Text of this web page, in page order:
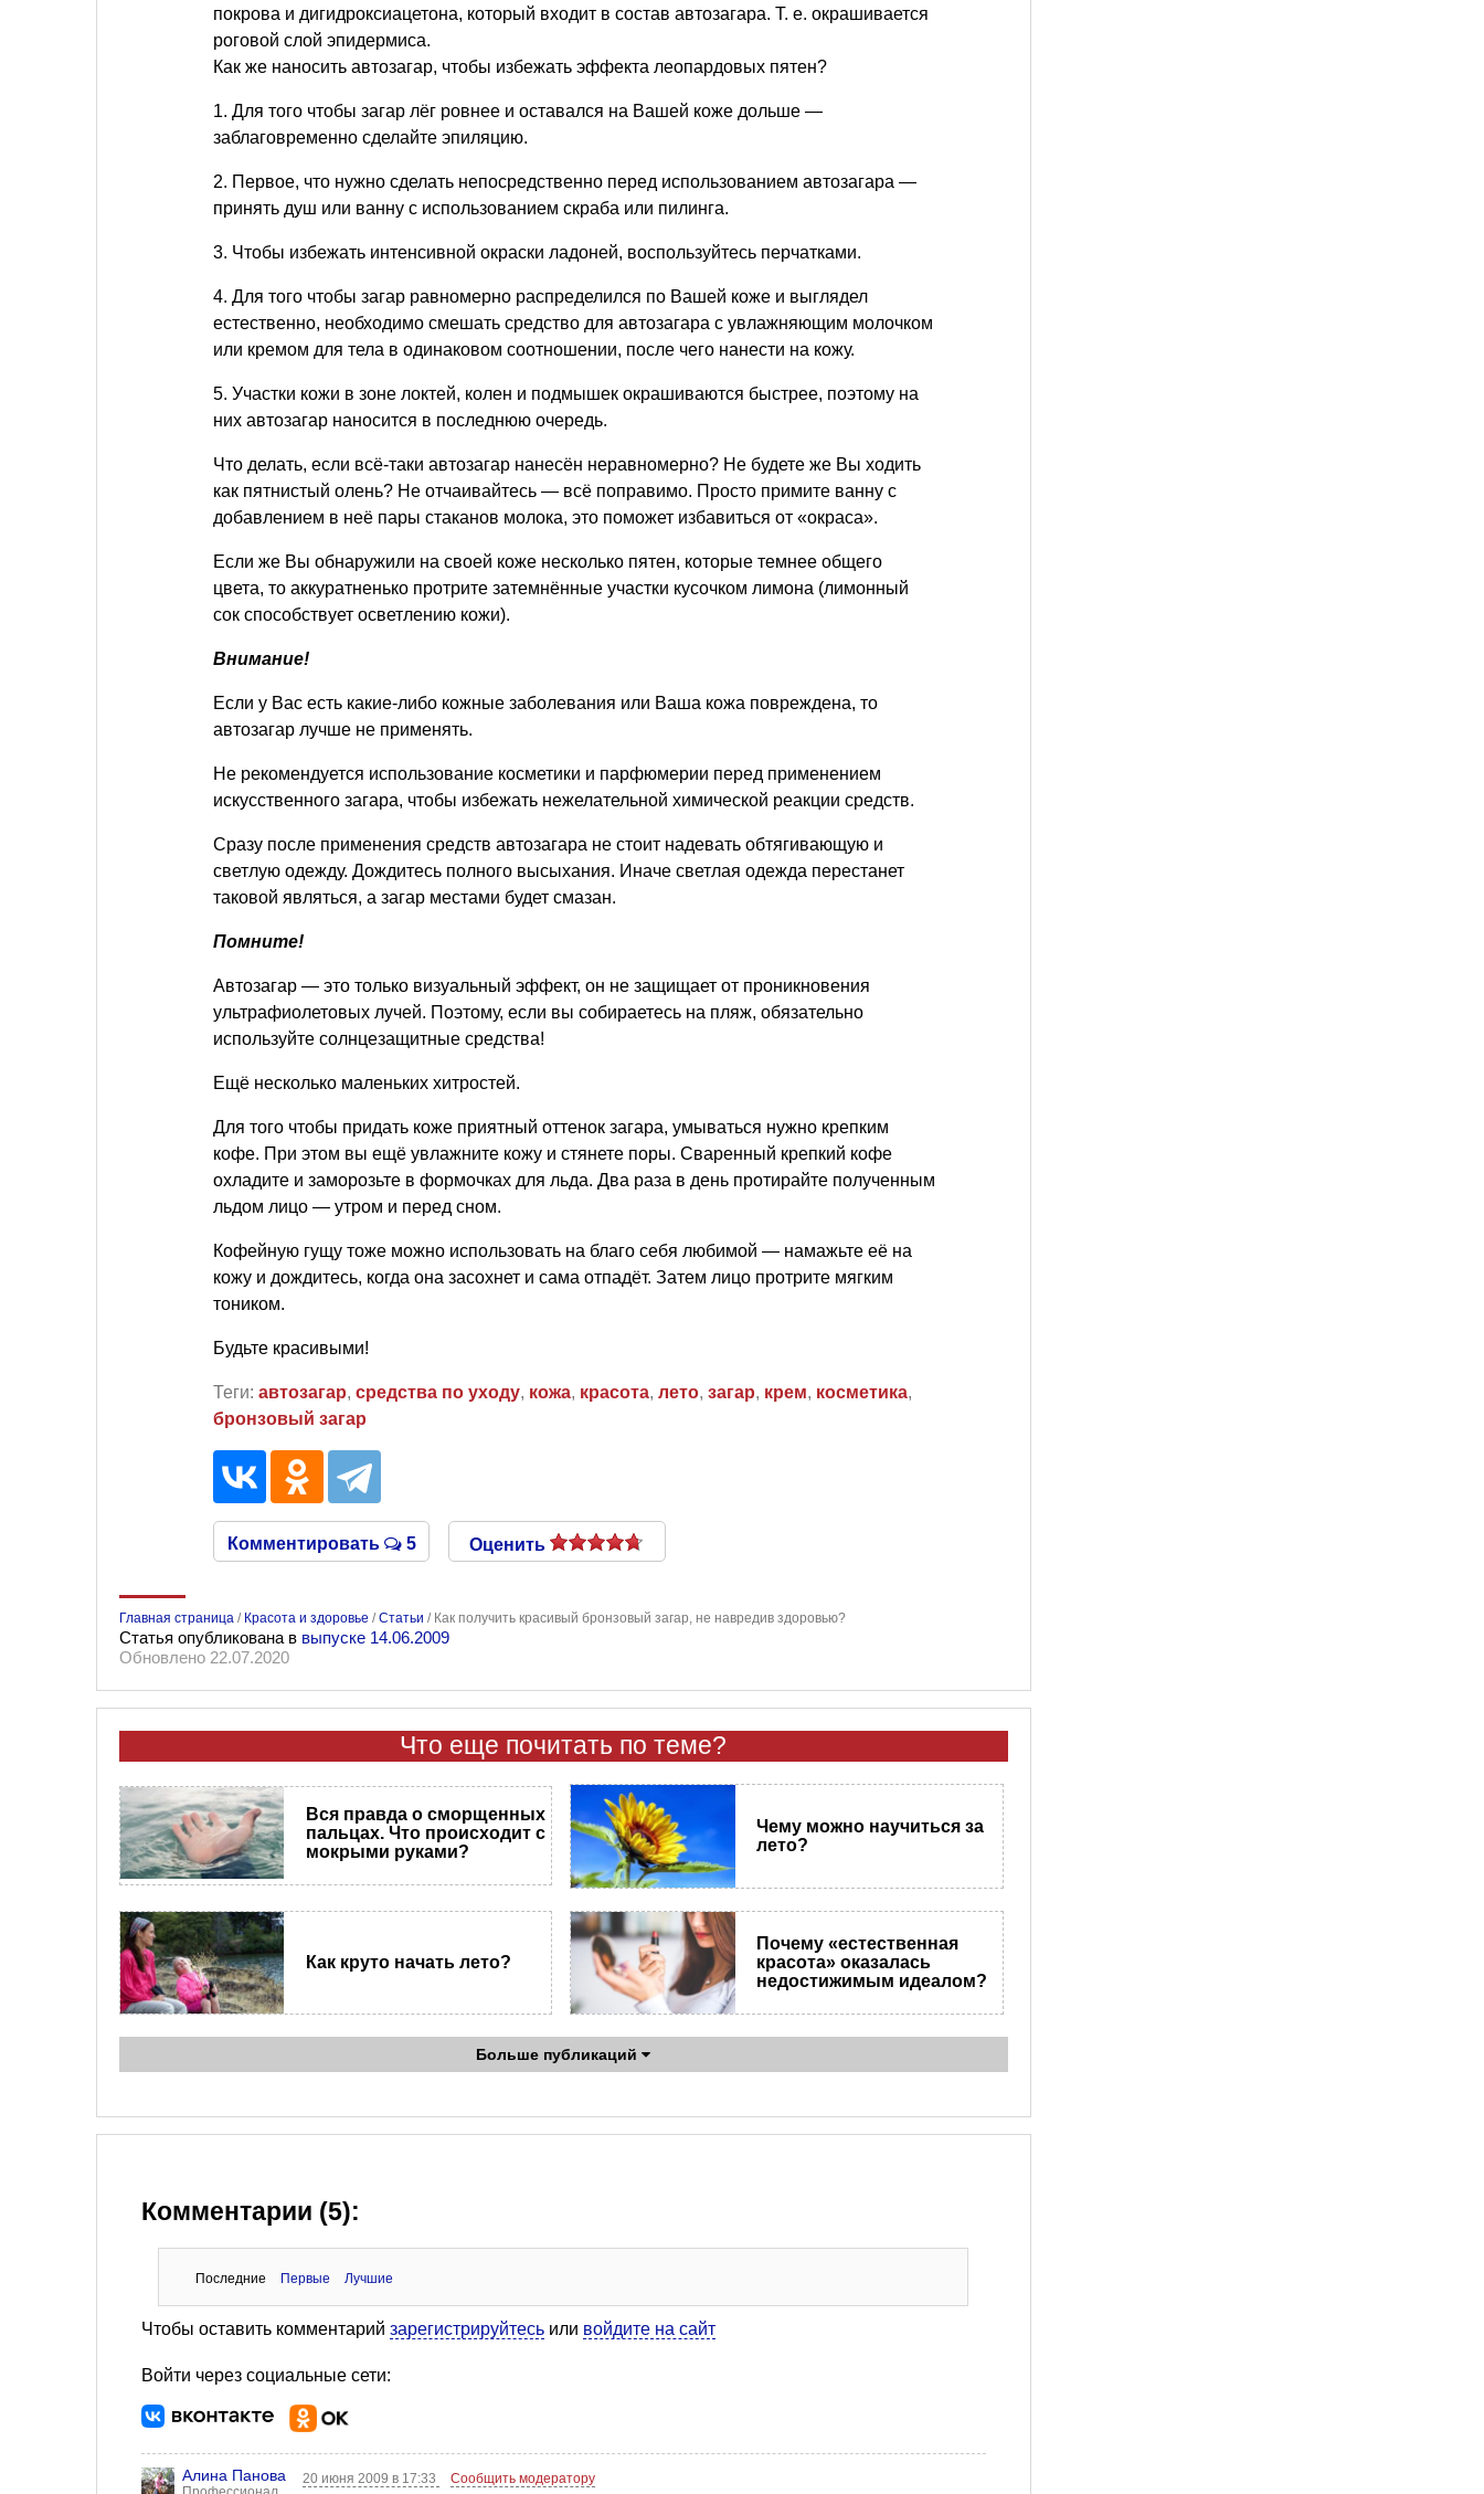
покрова и дигидроксиацетона, который входит в состав автозагара. Т. е. окрашивается
роговой слой эпидермиса.
Как же наносить автозагар, чтобы избежать эффекта леопардовых пятен?
1. Для того чтобы загар лёг ровнее и оставался на Вашей коже дольше —
заблаговременно сделайте эпиляцию.
2. Первое, что нужно сделать непосредственно перед использованием автозагара —
принять душ или ванну с использованием скраба или пилинга.
3. Чтобы избежать интенсивной окраски ладоней, воспользуйтесь перчатками.
4. Для того чтобы загар равномерно распределился по Вашей коже и выглядел
естественно, необходимо смешать средство для автозагара с увлажняющим молочком
или кремом для тела в одинаковом соотношении, после чего нанести на кожу.
5. Участки кожи в зоне локтей, колен и подмышек окрашиваются быстрее, поэтому на
них автозагар наносится в последнюю очередь.
Что делать, если всё-таки автозагар нанесён неравномерно? Не будете же Вы ходить
как пятнистый олень? Не отчаивайтесь — всё поправимо. Просто примите ванну с
добавлением в неё пары стаканов молока, это поможет избавиться от «окраса».
Если же Вы обнаружили на своей коже несколько пятен, которые темнее общего
цвета, то аккуратненько протрите затемнённые участки кусочком лимона (лимонный
сок способствует осветлению кожи).
Внимание!
Если у Вас есть какие-либо кожные заболевания или Ваша кожа повреждена, то
автозагар лучше не применять.
Не рекомендуется использование косметики и парфюмерии перед применением
искусственного загара, чтобы избежать нежелательной химической реакции средств.
Сразу после применения средств автозагара не стоит надевать обтягивающую и
светлую одежду. Дождитесь полного высыхания. Иначе светлая одежда перестанет
таковой являться, а загар местами будет смазан.
Помните!
Автозагар — это только визуальный эффект, он не защищает от проникновения
ультрафиолетовых лучей. Поэтому, если вы собираетесь на пляж, обязательно
используйте солнцезащитные средства!
Ещё несколько маленьких хитростей.
Для того чтобы придать коже приятный оттенок загара, умываться нужно крепким
кофе. При этом вы ещё увлажните кожу и стянете поры. Сваренный крепкий кофе
охладите и заморозьте в формочках для льда. Два раза в день протирайте полученным
льдом лицо — утром и перед сном.
Кофейную гущу тоже можно использовать на благо себя любимой — намажьте её на
кожу и дождитесь, когда она засохнет и сама отпадёт. Затем лицо протрите мягким
тоником.
Будьте красивыми!
Теги: автозагар, средства по уходу, кожа, красота, лето, загар, крем, косметика,
бронзовый загар
Комментировать 5 Оценить
Главная страница / Красота и здоровье /Статьи / Как получить красивый бронзовый загар, не навредив здоровью?
Статья опубликована в выпуске 14.06.2009
Обновлено 22.07.2020
Что еще почитать по теме?
Вся правда о сморщенных
пальцах. Что происходит с
мокрыми руками?
Чему можно научиться за
лето?
Как круто начать лето?
Почему «естественная
красота» оказалась
недостижимым идеалом?
Больше публикаций
Комментарии (5):
Последние Первые Лучшие
Чтобы оставить комментарий зарегистрируйтесь или войдите на сайт
Войти через социальные сети:
Алина Панова 20 июня 2009 в 17:33 Сообщить модератору